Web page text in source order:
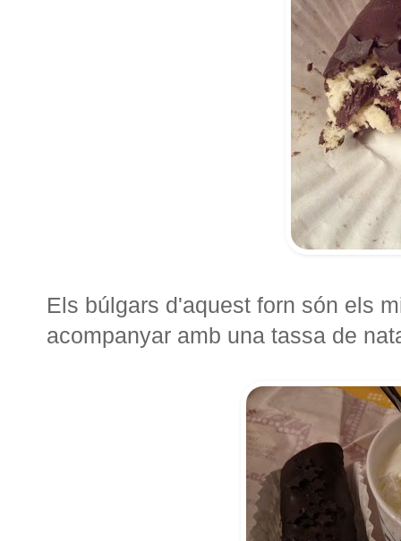
Els búlgars d'aquest forn són els
acompanyar amb una tassa de